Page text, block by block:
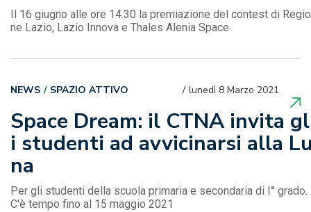
Il 16 giugno alle ore 14.30 la premiazione del contest di Regio
ne Lazio, Lazio Innova e Thales Alenia Space
Space Dream: il CTNA invita gl
i studenti ad avvicinarsi alla
na
lunedì 8 Marzo 2021
NEWS SPAZIO ATTIVO
Per gli studenti della scuola primaria e secondaria di I° grado.
C'è tempo fino al 15 maggio 2021